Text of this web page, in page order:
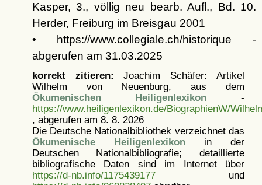
Kasper, 3., völlig neu bearb. Aufl., Bd. 10.
Herder, Freiburg im Breisgau 2001
• https://www.collegiale.ch/historique -
abgerufen am 31.03.2025
korrekt zitieren: Joachim Schäfer: Artikel
Wilhelm von Neuenburg, aus dem
Ökumenischen Heiligenlexikon -
https://www.heiligenlexikon.de/BiographienW/
, abgerufen am 8. 8. 2026
Die Deutsche Nationalbibliothek verzeichnet das
Ökumenische Heiligenlexikonin der
Deutschen Nationalbibliografie; detaillierte
bibliografische Daten sind im Internet über
https://d-nb.info/1175439177und